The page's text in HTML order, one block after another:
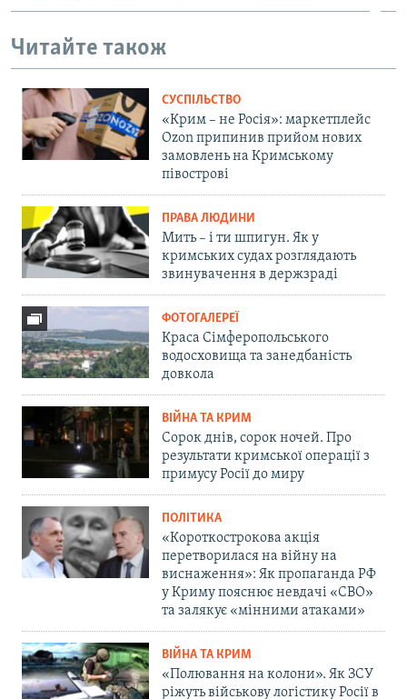
Читайте також
СУСПІЛЬСТВО
«Крим – не Росія»: маркетплейс
Ozon припинив прийом нових
замовлень на Кримському
півострові
ПРАВА ЛЮДИНИ
Мить – і ти шпигун. Як у
кримських судах розглядають
звинувачення в держзраді
ФОТОГАЛЕРЕЇ
Краса Сімферопольського
водосховища та занедбаність
довкола
ВІЙНА ТА КРИМ
Сорок днів, сорок ночей. Про
результати кримської операції з
примусу Росії до миру
ПОЛІТИКА
«Короткострокова акція
перетворилася на війну на
виснаження»: Як пропаганда РФ
у Криму пояснює невдачі «СВО»
та залякує «мінними атаками»
ВІЙНА ТА КРИМ
«Полювання на колони». Як ЗСУ
ріжуть військову логістику Росії в